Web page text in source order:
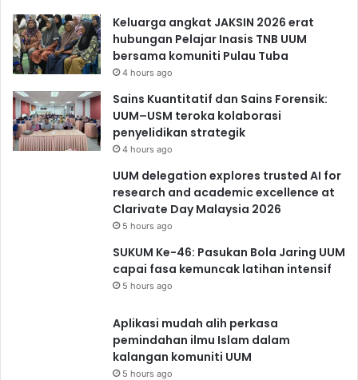
Keluarga angkat JAKSIN 2026 erat
hubungan Pelajar Inasis TNB UUM
bersama komuniti Pulau Tuba
4 hours ago
Sains Kuantitatif dan Sains Forensik:
UUM–USM teroka kolaborasi
penyelidikan strategik
4 hours ago
UUM delegation explores trusted AI for
research and academic excellence at
Clarivate Day Malaysia 2026
5 hours ago
SUKUM Ke-46: Pasukan Bola Jaring UUM
capai fasa kemuncak latihan intensif
5 hours ago
Aplikasi mudah alih perkasa
pemindahan ilmu Islam dalam
kalangan komuniti UUM
5 hours ago